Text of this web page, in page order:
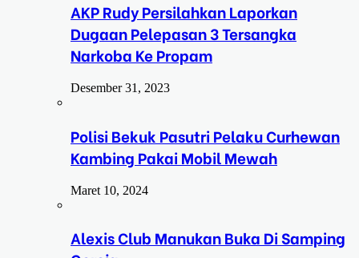
AKP Rudy Persilahkan Laporkan
Dugaan Pelepasan 3 Tersangka
Narkoba Ke Propam
Desember 31, 2023
Polisi Bekuk Pasutri Pelaku Curhewan
Kambing Pakai Mobil Mewah
Maret 10, 2024
Alexis Club Manukan Buka Di Samping